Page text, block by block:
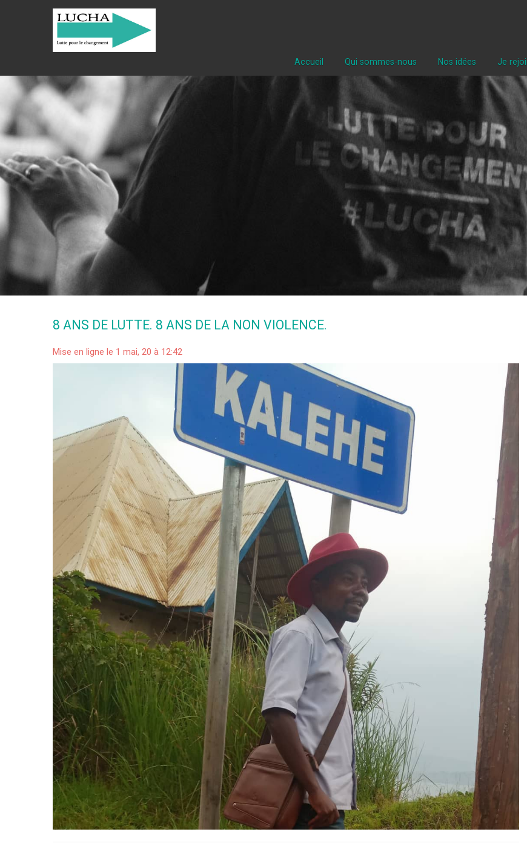
Accueil Qui sommes-nous Nos idées Je
8 ANS DE LUTTE. 8 ANS DE LA NON VIOLENCE.
Mise en ligne le 1 mai, 20 à 12:42